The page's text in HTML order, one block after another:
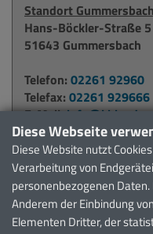
Diese Webseite
Diese Website nutzt
Verarbeitung von
personenbezogenen
Anderem der Einbindung
Elementen Dritter, der
Standort Gummersbach
Hans-Böckler-Straße 5
51643 Gummersbach
Telefon: 02261 92960
Telefax: 02261 929666
E-Mail: info@kbko.de
Standort Waldbröl
Alter Krankenhausweg
51545 Waldbröl